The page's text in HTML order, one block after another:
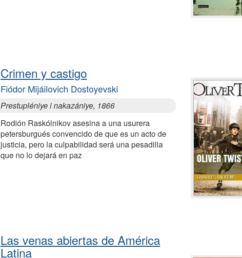
Crimen y castigo
Fiódor Mijáilovich Dostoyevski
Prestupléniye i nakazániye, 1866
Rodión Raskólnikov asesina a una usurera
petersburgués convencido de que es un acto de
justicia, pero la culpabilidad será una pesadilla
que no lo dejará en paz
Las venas abiertas de América
Latina